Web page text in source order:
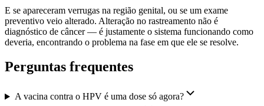
E se apareceram verrugas na região genital, ou se um exame
preventivo veio alterado. Alteração no rastreamento não é
diagnóstico de câncer — é justamente o sistema funcionando como
deveria, encontrando o problema na fase em que ele se resolve.
Perguntas frequentes
A vacina contra o HPV é uma dose só agora?